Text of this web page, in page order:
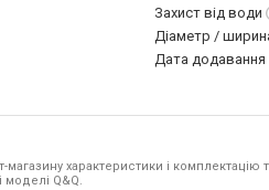
Захист від води
Діаметр /
Дата додавання
характеристики і комплектацію
моделі Q&Q.